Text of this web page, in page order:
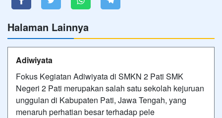
Halaman Lainnya
Adiwiyata
Fokus Kegiatan Adiwiyata di SMKN 2 Pati SMK
Negeri 2 Pati merupakan salah satu sekolah kejuruan
unggulan di Kabupaten Pati, Jawa Tengah, yang
menaruh perhatian besar terhadap pele